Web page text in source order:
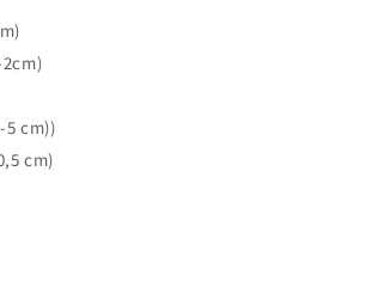
5 cm))
cm)